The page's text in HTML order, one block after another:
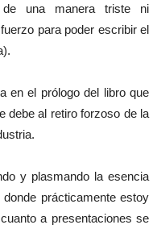
una manera triste ni
para poder escribir el
en el prólogo del libro que
debe al retiro forzoso de la
y plasmando la esencia
prácticamente estoy
a presentaciones se